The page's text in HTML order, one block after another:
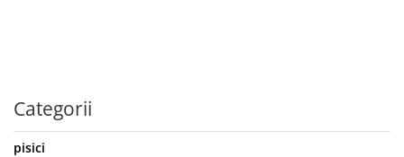
Categorii
pisici